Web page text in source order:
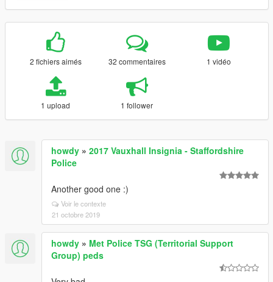
2 fichiers aimés 32 commentaires 1 vidéo
1 upload 1 follower
howdy » 2017 Vauxhall Insignia - Staffordshire
Police
Another good one :)
Voir le contexte
21 octobre 2019
howdy » Met Police TSG (Territorial Support
Group) peds